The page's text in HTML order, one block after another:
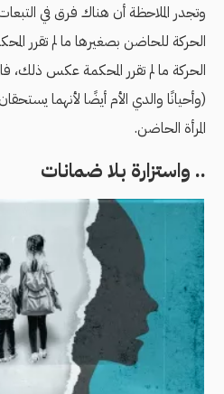
وتجدر الملاحظة أن هناك فرق في
الحركة للحاضن بصغيرها ما لم تقرر
الحركة ما لم تقرر المحكمة عكس ذلك،
(وأحيانًا والدي الأم أيضًا لأنهما
المرأة الحاضن.
.. واستزارة بلا ضمانات